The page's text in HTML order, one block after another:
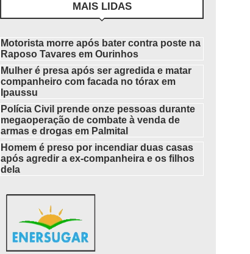
MAIS LIDAS
Motorista morre após bater contra poste na
Raposo Tavares em Ourinhos
Mulher é presa após ser agredida e matar
companheiro com facada no tórax em
Ipaussu
Polícia Civil prende onze pessoas durante
megaoperação de combate à venda de
armas e drogas em Palmital
Homem é preso por incendiar duas casas
após agredir a ex-companheira e os filhos
dela